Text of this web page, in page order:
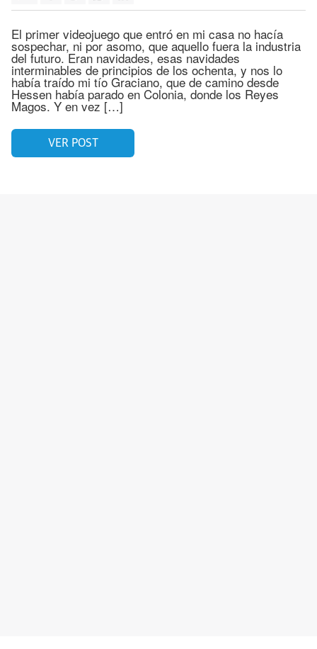
El primer videojuego que entró en mi casa no hacía
sospechar, ni por asomo, que aquello fuera la industria
del futuro. Eran navidades, esas navidades
interminables de principios de los ochenta, y nos lo
había traído mi tío Graciano, que de camino desde
Hessen había parado en Colonia, donde los Reyes
Magos. Y en vez […]
VER POST